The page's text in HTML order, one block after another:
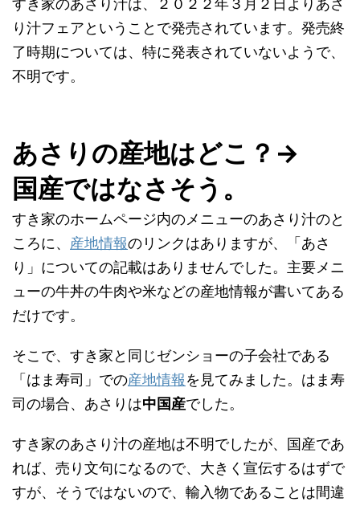
すき家のあさり汁は、２０２２年３月２日よりあさ
り汁フェアということで発売されています。発売終
了時期については、特に発表されていないようで、
不明です。
あさりの産地はどこ？→
国産ではなさそう。
すき家のホームページ内のメニューのあさり汁のと
ころに、 産地情報のリンクはありますが、「あさ
り」についての記載はありませんでした。主要メニ
ューの牛丼の牛肉や米などの産地情報が書いてある
だけです。
そこで、すき家と同じゼンショーの子会社である
「はま寿司」での産地情報を見てみました。はま寿
司の場合、あさりは中国産でした。
すき家のあさり汁の産地は不明でしたが、国産であ
れば、売り文句になるので、大きく宣伝するはずで
すが、そうではないので、輸入物であることは間違